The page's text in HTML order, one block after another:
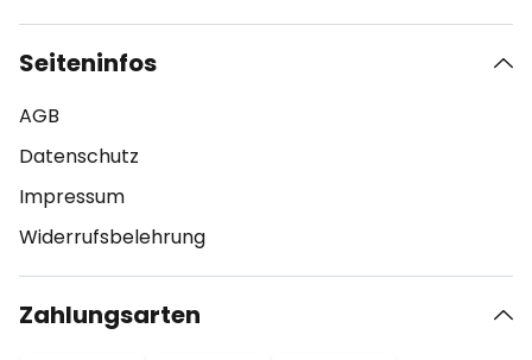
Seiteninfos
AGB
Datenschutz
Impressum
Widerrufsbelehrung
Zahlungsarten